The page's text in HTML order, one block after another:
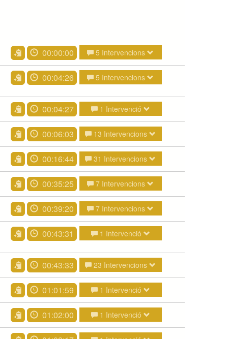
00:00:00 5 Intervencions
00:04:26 5 Intervencions
00:04:27 1 Intervenció
00:06:03 13 Intervencions
00:16:44 31 Intervencions
00:35:25 7 Intervencions
00:39:20 7 Intervencions
00:43:31 1 Intervenció
00:43:33 23 Intervencions
01:01:59 1 Intervenció
01:02:00 1 Intervenció